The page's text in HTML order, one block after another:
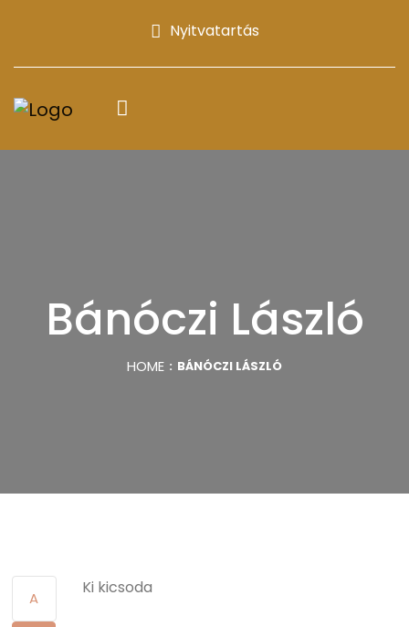
Nyitvatartás
Bánóczi László
HOME BÁNÓCZI LÁSZLÓ
A
Ki kicsoda